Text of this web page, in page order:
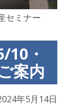
セミナー
10・
案内
年5月14日